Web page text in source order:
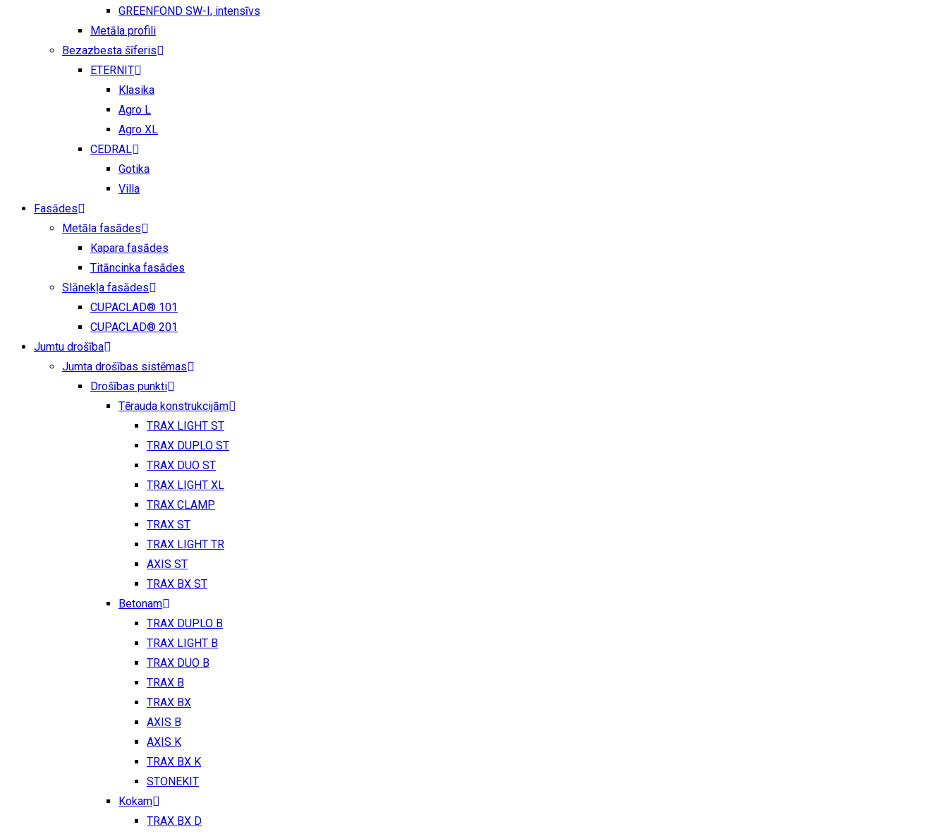
GREENFOND SW-I, intensīvs
Metāla profili
Bezazbesta šīferis
ETERNIT
Klasika
Agro L
Agro XL
CEDRAL
Gotika
Villa
Fasādes
Metāla fasādes
Kapara fasādes
Titāncinka fasādes
Slānekļa fasādes
CUPACLAD® 101
CUPACLAD® 201
Jumtu drošība
Jumta drošības sistēmas
Drošības punkti
Tērauda konstrukcijām
TRAX LIGHT ST
TRAX DUPLO ST
TRAX DUO ST
TRAX LIGHT XL
TRAX CLAMP
TRAX ST
TRAX LIGHT TR
AXIS ST
TRAX BX ST
Betonam
TRAX DUPLO B
TRAX LIGHT B
TRAX DUO B
TRAX B
TRAX BX
AXIS B
AXIS K
TRAX BX K
STONEKIT
Kokam
TRAX BX D